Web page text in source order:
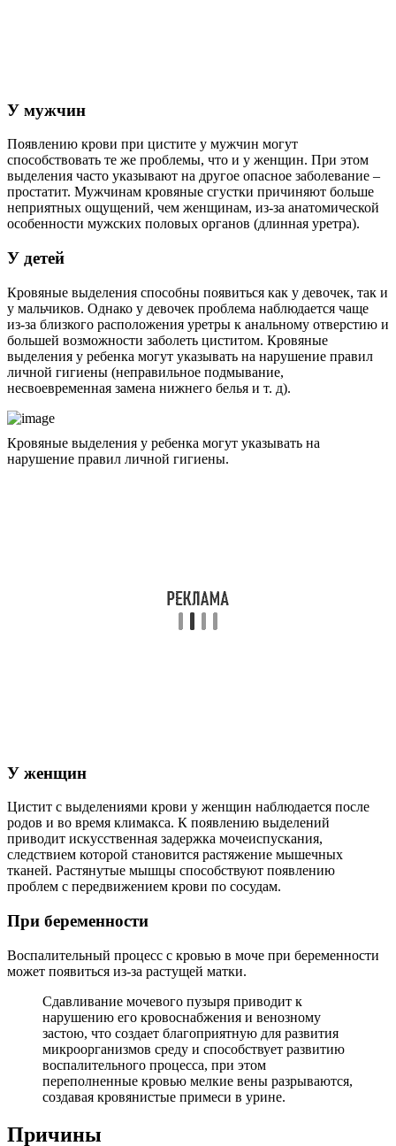
У мужчин
Появлению крови при цистите у мужчин могут
способствовать те же проблемы, что и у женщин. При этом
выделения часто указывают на другое опасное заболевание –
простатит. Мужчинам кровяные сгустки причиняют больше
неприятных ощущений, чем женщинам, из-за анатомической
особенности мужских половых органов (длинная уретра).
У детей
Кровяные выделения способны появиться как у девочек, так и
у мальчиков. Однако у девочек проблема наблюдается чаще
из-за близкого расположения уретры к анальному отверстию и
большей возможности заболеть циститом. Кровяные
выделения у ребенка могут указывать на нарушение правил
личной гигиены (неправильное подмывание,
несвоевременная замена нижнего белья и т. д).
Кровяные выделения у ребенка могут указывать на
нарушение правил личной гигиены.
У женщин
Цистит с выделениями крови у женщин наблюдается после
родов и во время климакса. К появлению выделений
приводит искусственная задержка мочеиспускания,
следствием которой становится растяжение мышечных
тканей. Растянутые мышцы способствуют появлению
проблем с передвижением крови по сосудам.
При беременности
Воспалительный процесс с кровью в моче при беременности
может появиться из-за растущей матки.
Сдавливание мочевого пузыря приводит к
нарушению его кровоснабжения и венозному
застою, что создает благоприятную для развития
микроорганизмов среду и способствует развитию
воспалительного процесса, при этом
переполненные кровью мелкие вены разрываются,
создавая кровянистые примеси в урине.
Причины